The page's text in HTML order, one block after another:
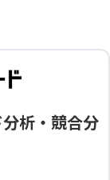
析・競合分